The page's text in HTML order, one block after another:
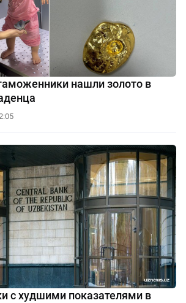
нашли золото в
с худшими показателями в